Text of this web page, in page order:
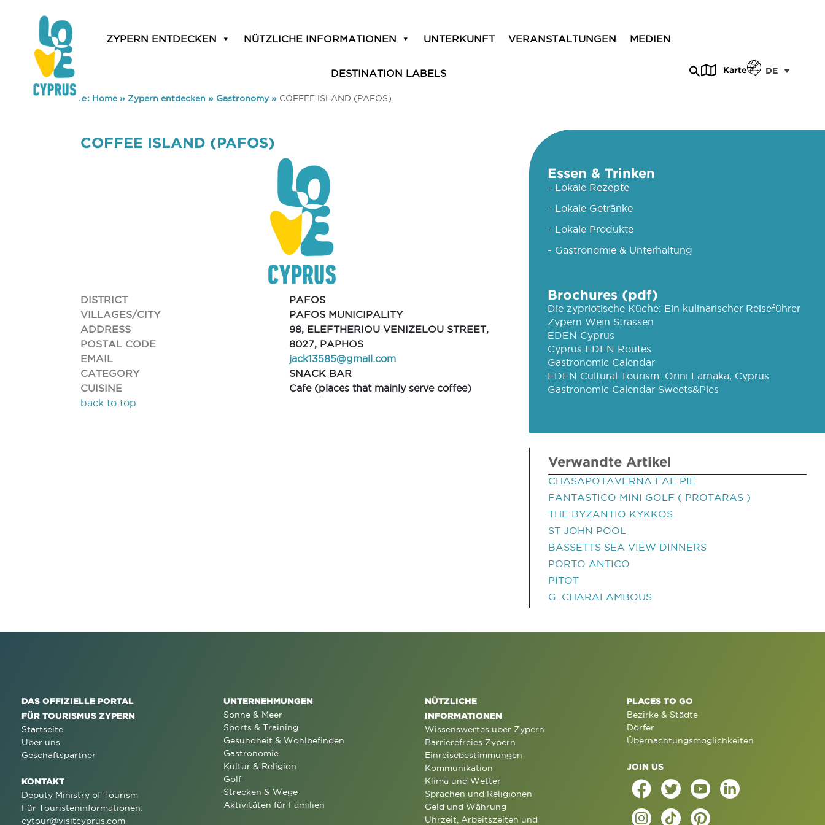
ZYPERN ENTDECKEN NÜTZLICHE INFORMATIONEN UNTERKUNFT VERANSTALTUNGEN MEDIEN
DESTINATION LABELS Karte DE
You are here: Home» Zypern entdecken » Gastronomy» COFFEE ISLAND (PAFOS)
COFFEE ISLAND (PAFOS)
DISTRICT
PAFOS
VILLAGES/CITY
PAFOS MUNICIPALITY
ADDRESS
98, ELEFTHERIOU VENIZELOU STREET,
POSTAL CODE
8027, PAPHOS
EMAIL
jack13585@gmail.com
CATEGORY
SNACK BAR
CUISINE
Cafe (places that mainly serve coffee)
back to top
Essen & Trinken
- Lokale Rezepte
- Lokale Getränke
- Lokale Produkte
- Gastronomie & Unterhaltung
Brochures (pdf)
Die zypriotische Küche: Ein kulinarischer Reiseführer
Zypern Wein Strassen
EDEN Cyprus
Cyprus EDEN Routes
Gastronomic Calendar
EDEN Cultural Tourism: Orini Larnaka, Cyprus
Gastronomic Calendar Sweets&Pies
Verwandte Artikel
CHASAPOTAVERNA FAE PIE
FANTASTICO MINI GOLF ( PROTARAS )
THE BYZANTIO KYKKOS
ST JOHN POOL
BASSETTS SEA VIEW DINNERS
PORTO ANTICO
PITOT
G. CHARALAMBOUS
DAS OFFIZIELLE PORTAL
FÜR TOURISMUS ZYPERN
Startseite
Über uns
Geschäftspartner
KONTAKT
Deputy Ministry of Tourism
Für Touristeninformationen:
cytour@visitcyprus.com
UNTERNEHMUNGEN
Sonne & Meer
Sports & Training
Gesundheit & Wohlbefinden
Gastronomie
Kultur & Religion
Golf
Strecken & Wege
Aktivitäten für Familien
NÜTZLICHE
INFORMATIONEN
Wissenswertes über Zypern
Barrierefreies Zypern
Einreisebestimmungen
Kommunikation
Klima und Wetter
Sprachen und Religionen
Geld und Währung
Uhrzeit, Arbeitszeiten und
PLACES TO GO
Bezirke & Städte
Dörfer
Übernachtungsmöglichkeiten
JOIN US